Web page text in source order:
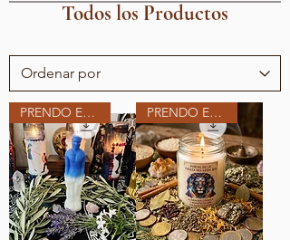
Todos los Productos
PRENDO EN MI ALTAR PRENDO EN MI ALTAR